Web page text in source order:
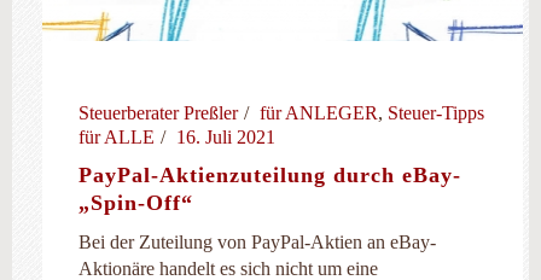
Steuerberater Preßler für ANLEGER, Steuer-Tipps
für ALLE
16. Juli 2021
PayPal-Aktienzuteilung durch eBay-
„Spin-Off“
Bei der Zuteilung von PayPal-Aktien an eBay-
Aktionäre handelt es sich nicht um eine